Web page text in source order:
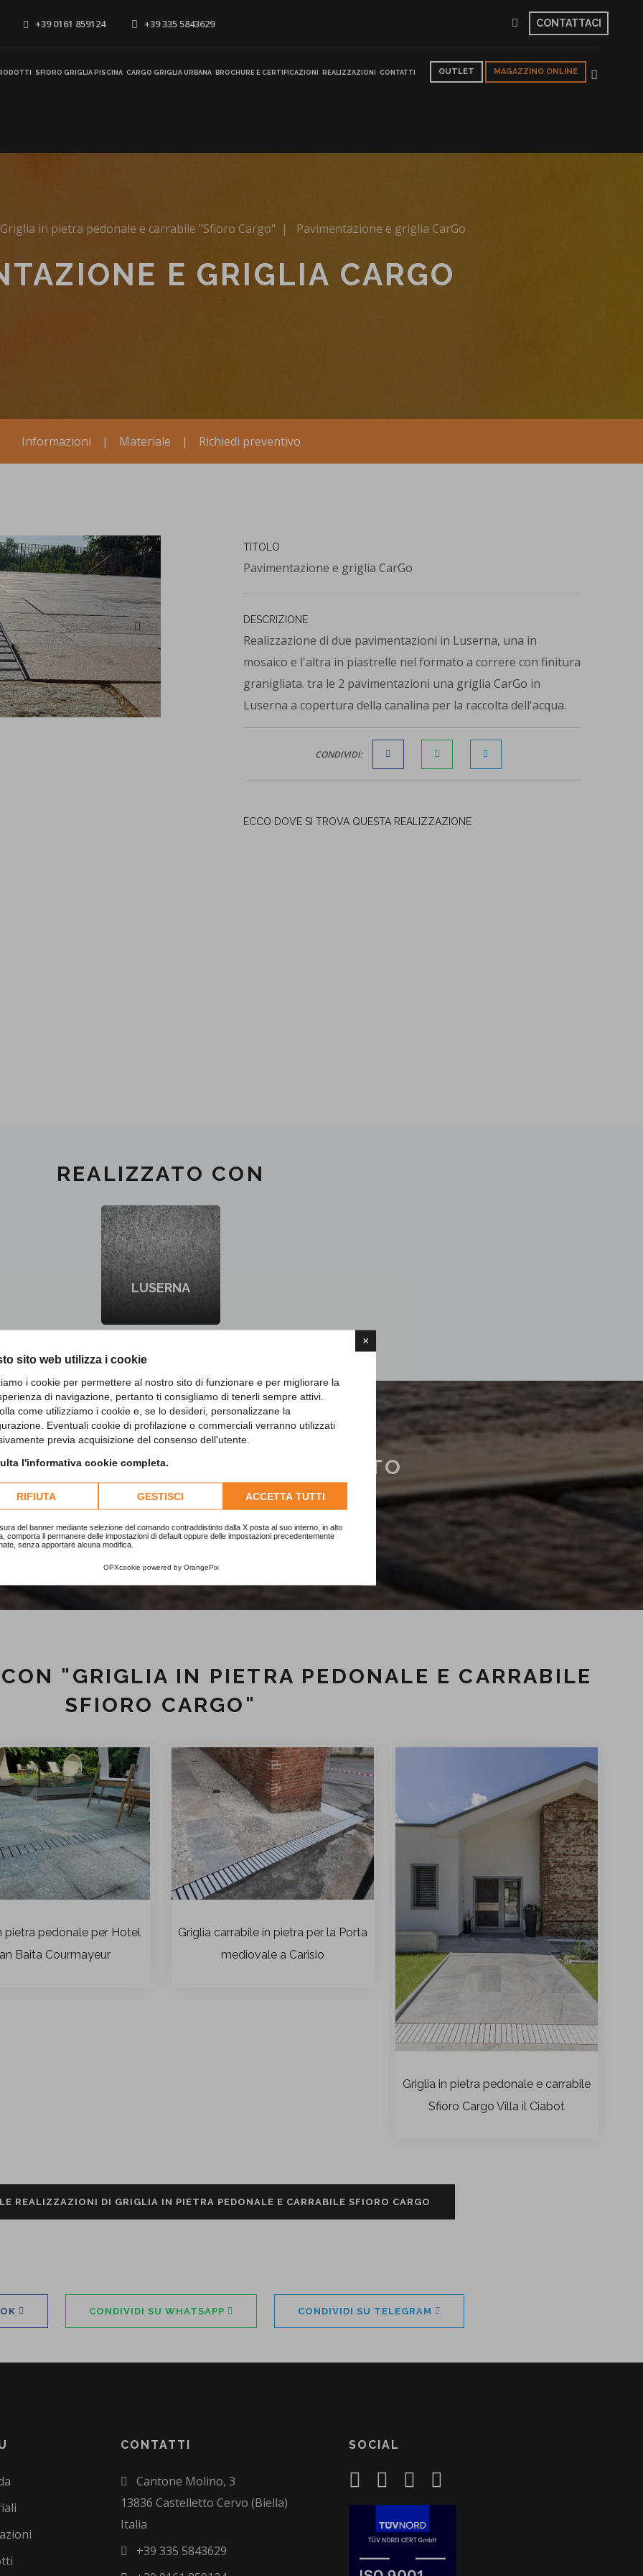
×
sito web utilizza i cookie
i cookie per permettere al nostro sito di funzionare e per migliorare la
di navigazione, pertanto ti consigliamo di tenerli sempre attivi.
come utilizziamo i cookie e, se lo desideri, personalizzane la
Eventuali cookie di profilazione o commerciali verranno utilizzati
previa acquisizione del consenso dell'utente.
l'informativa cookie completa.
RIFIUTA GESTISCI ACCETTA TUTTI
del banner mediante selezione del comando contraddistinto dalla X posta al suo interno, in alto
comporta il permanere delle impostazioni di default oppure delle impostazioni precedentemente
senza apportare alcuna modifica.
OPXcookie powered by OrangePix
+39 0161 859124 +39 335 5843629 CONTATTACI
SFIORO GRIGLIA PISCINA CARGO GRIGLIA URBANA BROCHURE E CERTIFICAZIONI REALIZZAZIONI CONTATTI OUTLET MAGAZZINO ONLINE
Griglia in pietra pedonale e carrabile "Sfioro Cargo" | Pavimentazione e griglia CarGo
E GRIGLIA CARGO
Informazioni | Materiale | Richiedi preventivo
TITOLO
Pavimentazione e griglia CarGo
DESCRIZIONE
Realizzazione di due pavimentazioni in Luserna, una in
mosaico e l'altra in piastrelle nel formato a correre con finitura
granigliata. tra le 2 pavimentazioni una griglia CarGo in
Luserna a copertura della canalina per la raccolta dell'acqua.
CONDIVIDI:
ECCO DOVE SI TROVA QUESTA REALIZZAZIONE
REALIZZATO CON
LUSERNA
IL TUO PREVENTIVO GRATUITO
"GRIGLIA IN PIETRA PEDONALE E CARRABILE
SFIORO CARGO"
pietra pedonale per Hotel
Baita Courmayeur
Griglia carrabile in pietra per la Porta
mediovale a Carisio
Griglia in pietra pedonale e carrabile
Sfioro Cargo Villa il Ciabot
REALIZZAZIONI DI GRIGLIA IN PIETRA PEDONALE E CARRABILE SFIORO CARGO
CONDIVIDI SU WHATSAPP CONDIVIDI SU TELEGRAM
CONTATTI
Cantone Molino, 3
13836 Castelletto Cervo (Biella)
Italia
+39 335 5843629
SOCIAL